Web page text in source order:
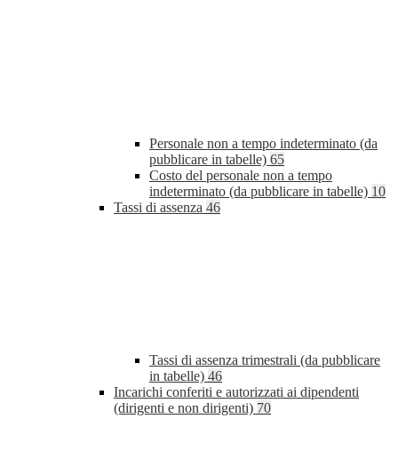
Personale non a tempo indeterminato (da
pubblicare in tabelle) 65
Costo del personale non a tempo
indeterminato (da pubblicare in tabelle) 10
Tassi di assenza 46
Tassi di assenza trimestrali (da pubblicare
in tabelle) 46
Incarichi conferiti e autorizzati ai dipendenti
(dirigenti e non dirigenti) 70